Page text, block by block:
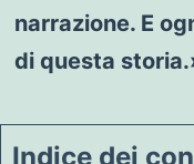
narrazione. E
di questa
Indice dei